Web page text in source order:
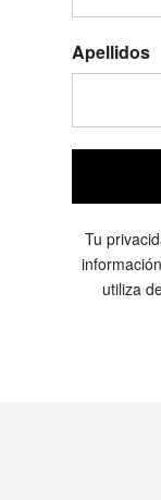
Apellidos
Tu
utiliza